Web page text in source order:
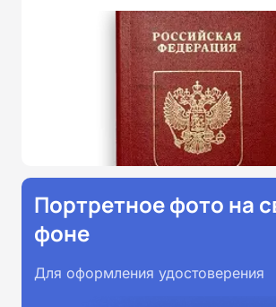
Портретное фото на
фоне
Для оформления удостоверения